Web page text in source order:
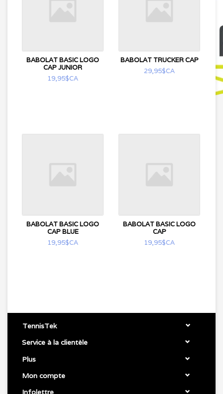
BABOLAT BASIC LOGO
CAP JUNIOR
19,95$CA
BABOLAT TRUCKER CAP
29,95$CA
BABOLAT BASIC LOGO
CAP BLUE
19,95$CA
BABOLAT BASIC LOGO
CAP
19,95$CA
TennisTek
Service à la clientèle
Plus
Mon compte
Infolettre